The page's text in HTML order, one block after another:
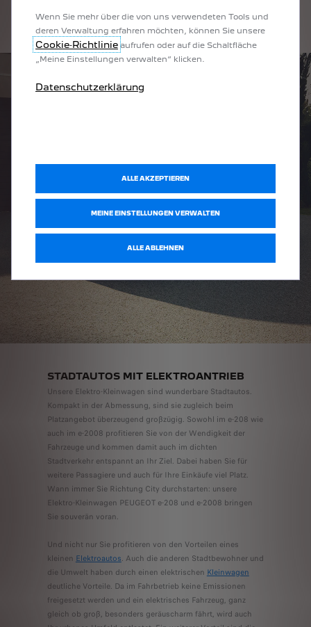
STADTAUTOS MIT ELEKTROANTRIEB
Unsere Elektro-Kleinwagen sind wunderbare Stadtautos.
Kompakt in der Abmessung, sind sie zugleich beim
Platzangebot überzeugend großzügig. Sowohl im e-208 wie
auch im e-2008 profitieren Sie von der Wendigkeit der
Fahrzeuge und kommen damit auch im dichten
Stadtverkehr entspannt an Ihr Ziel. Dabei haben Sie für
weitere Passagiere und auch für Ihre Einkäufe viel Platz.
Wann immer Sie Richtung City durchstarten: unsere
Elektro-Kleinwagen PEUGEOT e-208 und e-2008 bringen
Sie souverän voran.
Und nicht nur Sie profitieren von den Vorteilen eines
kleinen Elektroautos. Auch die anderen Stadtbewohner und
die Umwelt haben durch einen elektrischen Kleinwagen
deutliche Vorteile. Da im Fahrbetrieb keine Emissionen
freigesetzt werden und ein elektrisches Fahrzeug, ganz
gleich ob groß, besonders geräuscharm fährt, wird auch
Wenn Sie mehr über die von uns verwendeten Tools und
deren Verwaltung erfahren möchten, können Sie unsere
Cookie‑Richtlinie aufrufen oder auf die Schaltfläche
„Meine Einstellungen verwalten“ klicken.
Datenschutzerklärung
MEINE EINSTELLUNGEN VERWALTEN
ALLE AKZEPTIEREN
ALLE ABLEHNEN